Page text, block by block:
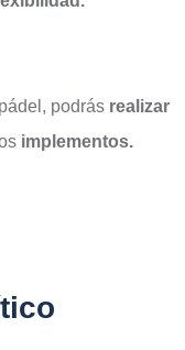
podrás realizar
implementos.